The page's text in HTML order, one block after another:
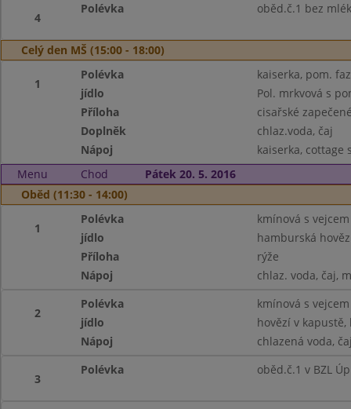
4
Polévka oběd.č.1 bez
Celý den MŠ (15:00 - 18:00)
1
Polévka
kaiserka, pom.
jídlo
Pol. mrkvová s
Příloha
cisařské
Doplněk
chlaz.voda, čaj
Nápoj
kaiserka, cottage
Menu
Chod
Pátek 20. 5. 2016
Oběd (11:30 - 14:00)
1
Polévka
kmínová s vejcem
jídlo
hamburská
Příloha
rýže
Nápoj
chlaz. voda, čaj,
2
Polévka
kmínová s vejcem
jídlo
hovězí v
Nápoj
chlazená voda,
3
Polévka oběd.č.1 v BZL